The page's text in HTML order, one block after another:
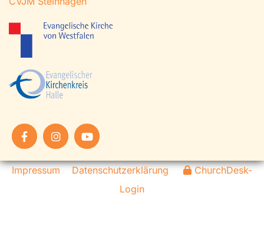
Impressum Datenschutzerklärung
ChurchDesk-
Login